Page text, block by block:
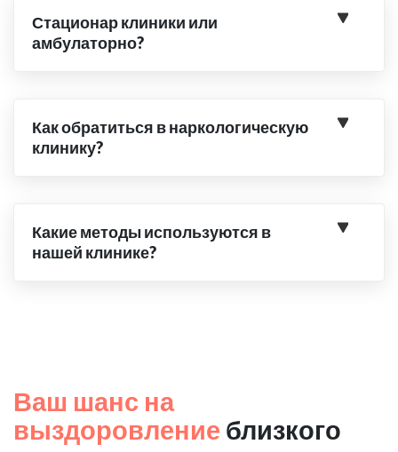
Стационар клиники или
амбулаторно?
Как обратиться в наркологическую
клинику?
Какие методы используются в
нашей клинике?
Ваш шанс на
выздоровление близкого